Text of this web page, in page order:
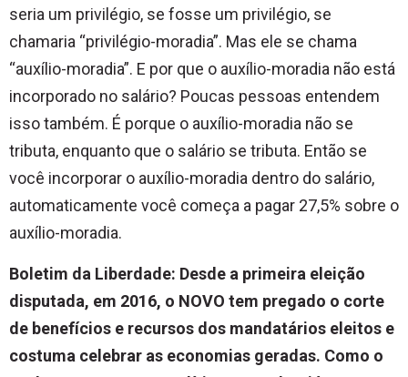
seria um privilégio, se fosse um privilégio, se
chamaria “privilégio-moradia”. Mas ele se chama
“auxílio-moradia”. E por que o auxílio-moradia não está
incorporado no salário? Poucas pessoas entendem
isso também. É porque o auxílio-moradia não se
tributa, enquanto que o salário se tributa. Então se
você incorporar o auxílio-moradia dentro do salário,
automaticamente você começa a pagar 27,5% sobre o
auxílio-moradia.
Boletim da Liberdade: Desde a primeira eleição
disputada, em 2016, o NOVO tem pregado o corte
de benefícios e recursos dos mandatários eleitos e
costuma celebrar as economias geradas. Como o